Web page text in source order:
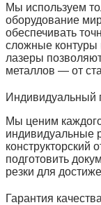
Мы используем
оборудование
обеспечивать
сложные
лазеры
металлов — от
Индивидуальный
Мы ценим
индивидуальные
конструкторский
подготовить
резки для
Гарантия